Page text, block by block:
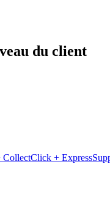
du client
CollectClick + Express